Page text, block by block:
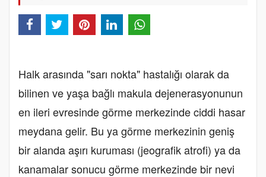
Halk arasında "sarı nokta" hastalığı olarak da
bilinen ve yaşa bağlı makula dejenerasyonunun
en ileri evresinde görme merkezinde ciddi hasar
meydana gelir. Bu ya görme merkezinin geniş
bir alanda aşırı kuruması (jeografik atrofi) ya da
kanamalar sonucu görme merkezinde bir nevi